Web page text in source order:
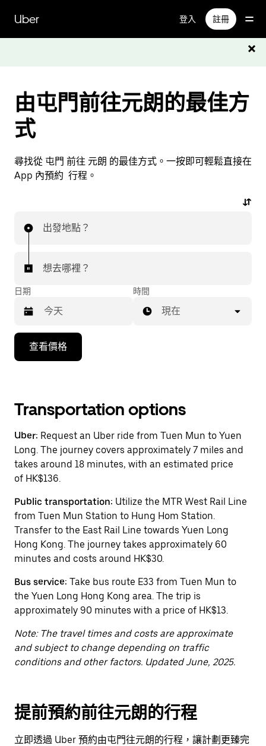
Uber 登入 註冊
由屯門前往元朗的最佳方
式
尋找從 屯門 前往 元朗 的最佳方式。一按即可輕鬆直接在
App 內預約 行程。
出發地點？
想去哪裡？
日期
下
咀
日
曆
和
選
擇
期。
按
下
按
鈕
即
閉
曆。
時間
現在
查看價格
Transportation options
Uber: Request an Uber ride from Tuen Mun to Yuen
Long. The journey covers approximately 7 miles and
takes around 18 minutes, with an estimated price
of HK$136.
Public transportation: Utilize the MTR West Rail Line
from Tuen Mun Station to Hung Hom Station.
Transfer to the East Rail Line towards Yuen Long
Hong Kong. The journey takes approximately 60
minutes and costs around HK$30.
Bus service: Take bus route E33 from Tuen Mun to
the Yuen Long Hong Kong area. The trip is
approximately 90 minutes with a price of HK$13.
Note: The travel times and costs are approximate
and subject to change depending on traffic
conditions and other factors. Updated June, 2025.
提前預約前往元朗的行程
立即透過 Uber 預約由屯門往元朗的行程，讓計劃更臻完